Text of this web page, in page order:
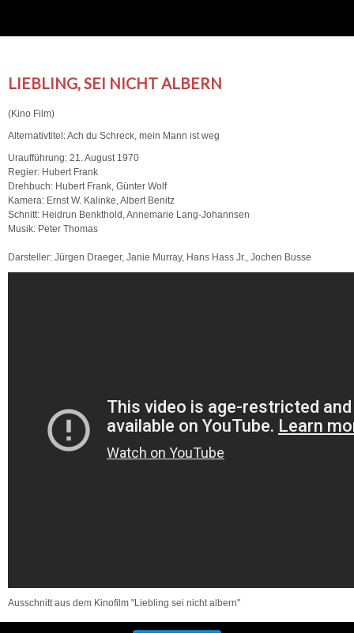
LIEBLING, SEI NICHT ALBERN
(Kino Film)
Alternativtitel: Ach du Schreck, mein Mann ist weg
Uraufführung: 21. August 1970
Regier: Hubert Frank
Drehbuch: Hubert Frank, Günter Wolf
Kamera: Ernst W. Kalinke, Albert Benitz
Schnitt: Heidrun Benkthold, Annemarie Lang-Johannsen
Musik: Peter Thomas
Darsteller: Jürgen Draeger, Janie Murray, Hans Hass Jr., Jochen Busse
Ausschnitt aus dem Kinofilm "Liebling sei nicht albern"